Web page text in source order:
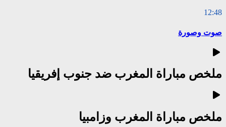
12:48
صوت وصورة
ملخص مباراة المغرب ضد جنوب إفريقيا
ملخص مباراة المغرب وزامبيا